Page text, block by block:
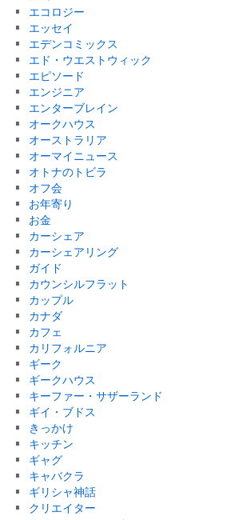
エコロジー
エッセイ
エデンコミックス
エド・ウエストウィック
エピソード
エンジニア
エンターブレイン
オークハウス
オーストラリア
オーマイニュース
オトナのトビラ
オフ会
お年寄り
お金
カーシェア
カーシェアリング
ガイド
カウンシルフラット
カップル
カナダ
カフェ
カリフォルニア
ギーク
ギークハウス
キーファー・サザーランド
ギイ・ブドス
きっかけ
キッチン
ギャグ
キャバクラ
ギリシャ神話
クリエイター